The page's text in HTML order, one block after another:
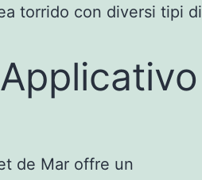
torrido con diversi tipi di
de Mar offre un